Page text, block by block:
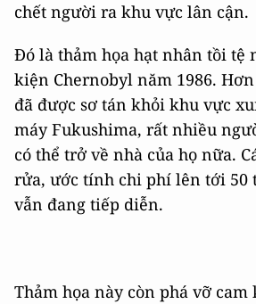
chết người ra khu vực lân cận.
Đó là thảm họa hạt nhân tồi tệ
kiện Chernobyl năm 1986.
đã được sơ tán khỏi khu vực
máy Fukushima, rất nhiều
có thể trở về nhà của họ nữa.
rửa, ước tính chi phí lên tới 50
vẫn đang tiếp diễn.
Thảm họa này còn phá vỡ cam